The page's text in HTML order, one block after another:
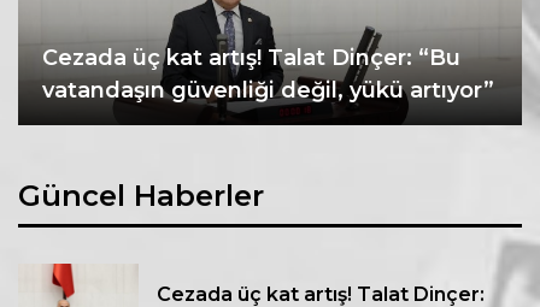
Cezada üç kat artış! Talat Dinçer: “Bu
vatandaşın güvenliği değil, yükü artıyor”
Güncel Haberler
Cezada üç kat artış! Talat Dinçer: